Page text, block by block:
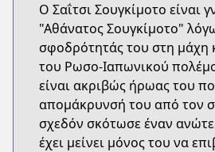
Ο Σαΐτσι Σουγκίμοτο είναι
"Αθάνατος Σουγκίμοτο"
σφοδρότητάς του στη μάχη
του Ρωσο-Ιαπωνικού
είναι ακριβώς ήρωας του
απομάκρυνσή του από τον
σχεδόν σκότωσε έναν
έχει μείνει μόνος του να